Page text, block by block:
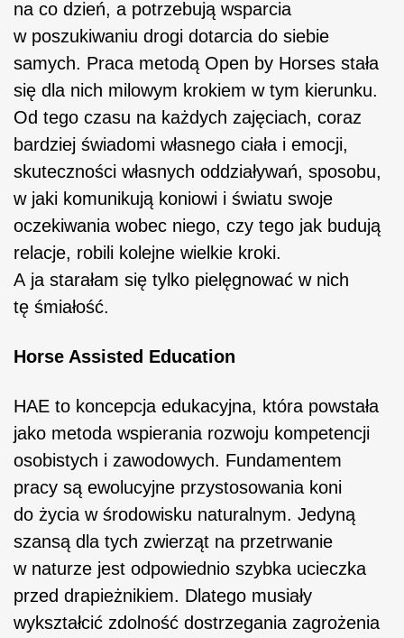
na co dzień, a potrzebują wsparcia
w poszukiwaniu drogi dotarcia do siebie
samych. Praca metodą Open by Horses stała
się dla nich milowym krokiem w tym kierunku.
Od tego czasu na każdych zajęciach, coraz
bardziej świadomi własnego ciała i emocji,
skuteczności własnych oddziaływań, sposobu,
w jaki komunikują koniowi i światu swoje
oczekiwania wobec niego, czy tego jak budują
relacje, robili kolejne wielkie kroki.
A ja starałam się tylko pielęgnować w nich
tę śmiałość.
Horse Assisted Education
HAE to koncepcja edukacyjna, która powstała
jako metoda wspierania rozwoju kompetencji
osobistych i zawodowych. Fundamentem
pracy są ewolucyjne przystosowania koni
do życia w środowisku naturalnym. Jedyną
szansą dla tych zwierząt na przetrwanie
w naturze jest odpowiednio szybka ucieczka
przed drapieżnikiem. Dlatego musiały
wykształcić zdolność dostrzegania zagrożenia